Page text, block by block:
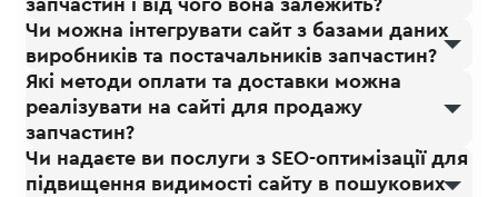
запчастин і від чого вона залежить?
Чи можна інтегрувати сайт з базами даних
виробників та постачальників запчастин?
Які методи оплати та доставки можна
реалізувати на сайті для продажу
запчастин?
Чи надаєте ви послуги з SEO-оптимізації для
підвищення видимості сайту в пошукових